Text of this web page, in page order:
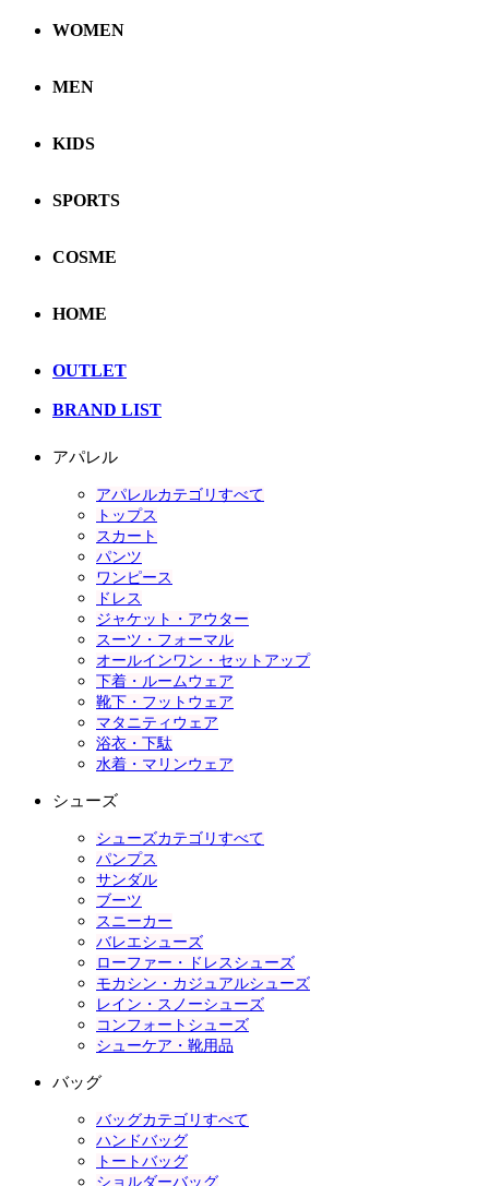
WOMEN
MEN
KIDS
SPORTS
COSME
HOME
OUTLET
BRAND LIST
アパレル
アパレルカテゴリすべて
トップス
スカート
パンツ
ワンピース
ドレス
ジャケット・アウター
スーツ・フォーマル
オールインワン・セットアップ
下着・ルームウェア
靴下・フットウェア
マタニティウェア
浴衣・下駄
水着・マリンウェア
シューズ
シューズカテゴリすべて
パンプス
サンダル
ブーツ
スニーカー
バレエシューズ
ローファー・ドレスシューズ
モカシン・カジュアルシューズ
レイン・スノーシューズ
コンフォートシューズ
シューケア・靴用品
バッグ
バッグカテゴリすべて
ハンドバッグ
トートバッグ
ショルダーバッグ